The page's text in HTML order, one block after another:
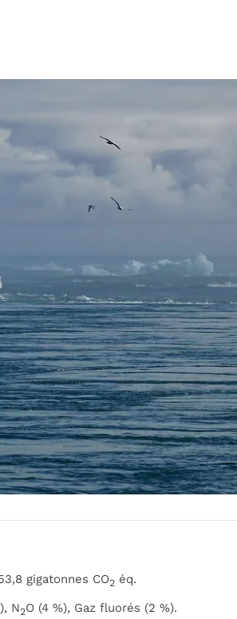
gigatonnes CO2 éq.
N2O (4 %), Gaz fluorés (2 %).